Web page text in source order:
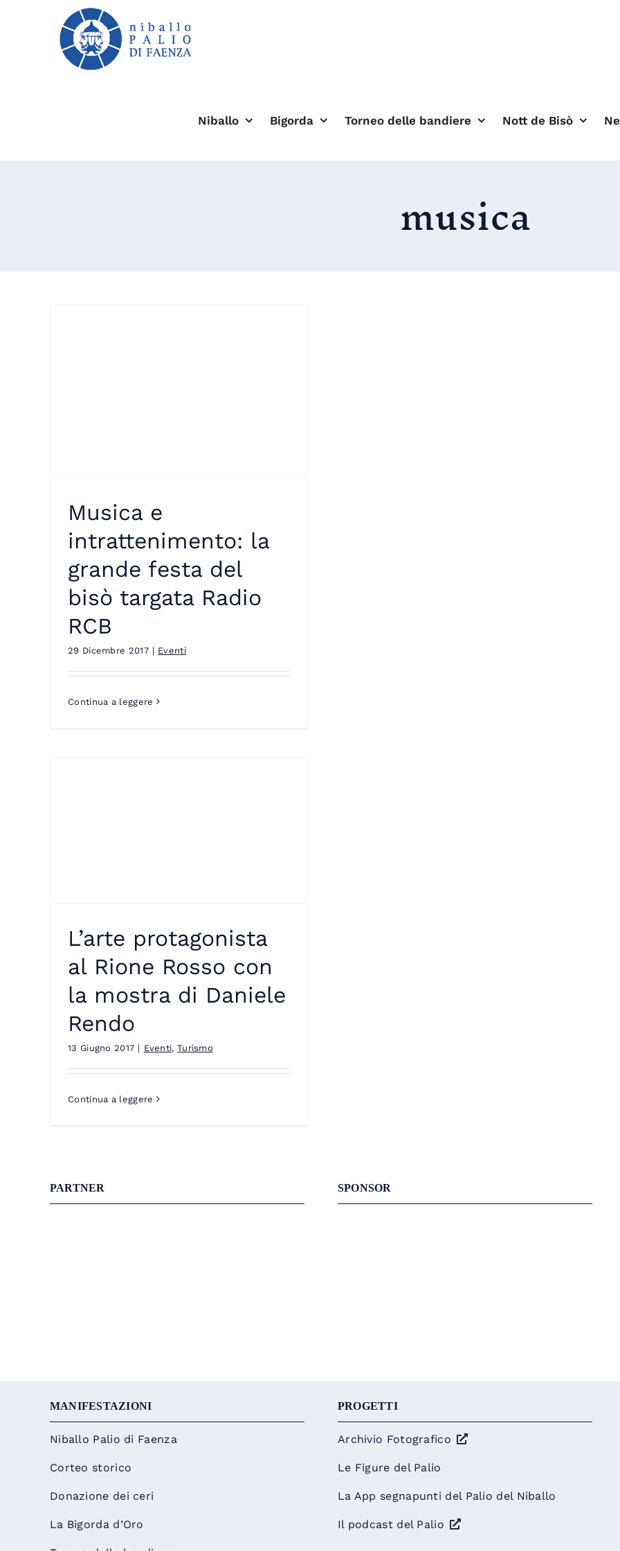
contenuto
Niballo Bigorda Torneo delle bandiere Nott de Bisò
musica
Musica e
intrattenimento: la
grande festa del
bisò targata Radio
RCB
29 Dicembre 2017 | Eventi
Continua a leggere
L’arte protagonista
al Rione Rosso con
la mostra di Daniele
Rendo
13 Giugno 2017 | Eventi, Turismo
Continua a leggere
PARTNER SPONSOR
MANIFESTAZIONI
Niballo Palio di Faenza
Corteo storico
Donazione dei ceri
La Bigorda d’Oro
PROGETTI
Archivio Fotografico
Le Figure del Palio
La App segnapunti del Palio del Niballo
Il podcast del Palio